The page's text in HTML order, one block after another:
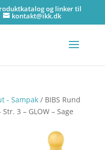
og linker til
kontakt@ikk.dk
- Sampak/ BIBS Rund
3 – GLOW – Sage